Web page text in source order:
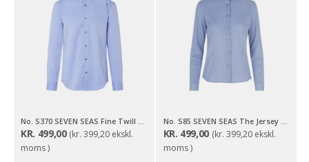
No. S370 SEVEN SEAS Fine Twill Contrast | modern
KR. 499,00 (kr. 399,20 ekskl.
moms )
No. S85 SEVEN SEAS The Jersey | modern | dame
KR. 499,00 (kr. 399,20ekskl.
moms )